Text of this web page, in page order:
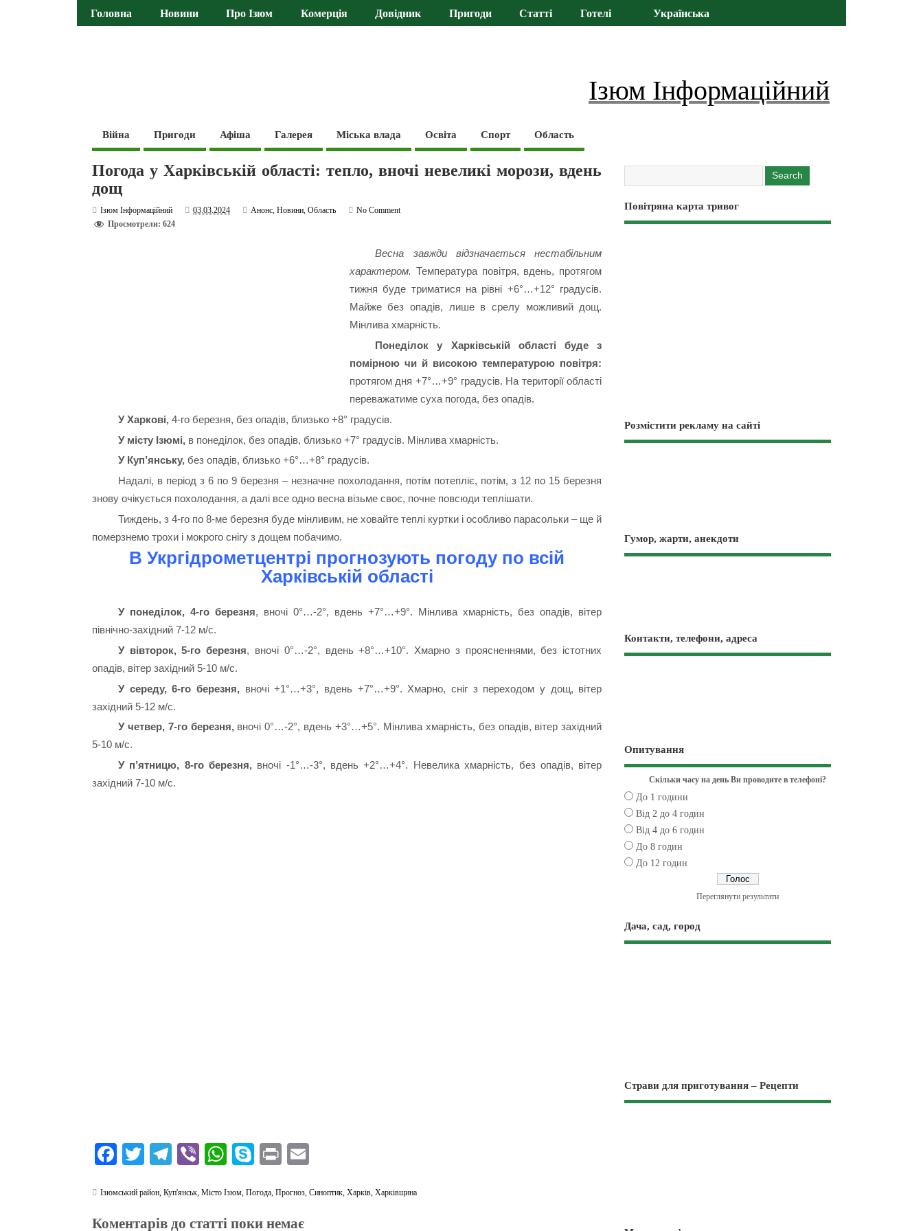
Головна Новини Про Ізюм Комерція Довідник Пригоди Статті Готелі Українська
Ізюм Інформаційний
Війна Пригоди Афіша Галерея Міська влада Освіта Спорт Область
Погода у Харківській області: тепло, вночі невеликі морози, вдень
дощ
Ізюм Інформаційний 03.03.2024 Анонс,Новини,Область
No Comment
Просмотрели: 624
Весна завжди відзначається нестабільним
характером. Температура повітря, вдень, протягом
тижня буде триматися на рівні +6°…+12° градусів.
Майже без опадів, лише в срелу можливий дощ.
Мінлива хмарність.
Понеділок у Харківській області буде з
помірною чи й високою температурою повітря:
протягом дня +7°…+9° градусів. На території області
переважатиме суха погода, без опадів.
У Харкові,4-го березня, без опадів, близько +8° градусів.
У місту Ізюмі,в понеділок, без опадів, близько +7° градусів. Мінлива хмарність.
У Куп’янську,без опадів, близько +6°…+8° градусів.
Надалі, в період з 6 по 9 березня – незначне похолодання, потім потепліє, потім, з 12 по 15 березня
знову очікується похолодання, а далі все одно весна візьме своє, почне повсюди теплішати.
Тиждень, з 4-го по 8-ме березня буде мінливим, не ховайте теплі куртки і особливо парасольки – ще й
померзнемо трохи і мокрого снігу з дощем побачимо.
В Укргідрометцентрі прогнозують погоду по всій
Харківській області
У понеділок, 4-го березня, вночі 0°…-2°, вдень +7°…+9°. Мінлива хмарність, без опадів, вітер
північно-західний 7-12 м/с.
У вівторок, 5-го березня, вночі 0°…-2°, вдень +8°…+10°. Хмарно з проясненнями, без істотних
опадів, вітер західний 5-10 м/с.
У середу, 6-го березня,вночі +1°…+3°, вдень +7°…+9°. Хмарно, сніг з переходом у дощ, вітер
західний 5-12 м/с.
У четвер, 7-го березня,вночі 0°…-2°, вдень +3°…+5°. Мінлива хмарність, без опадів, вітер західний
5-10 м/с.
У п’ятницю, 8-го березня,вночі -1°…-3°, вдень +2°…+4°. Невелика хмарність, без опадів, вітер
західний 7-10 м/с.
Fa
bo
ok
T
tte
r
Te
gr
a
Vi
r
W
ts
A
S
pe
Pr
t
ail
Ізюмський район,Куп'янськ,Місто Ізюм,Погода,Прогноз,Синоптик,Харків,Харківщина
Коментарів до статті поки немає
Повітряна карта тривог
Розмістити рекламу на сайті
Гумор, жарти, анекдоти
Контакти, телефони, адреса
Опитування
Скільки часу на день Ви проводите в телефоні?
До 1 години
Від 2 до 4 годин
Від 4 до 6 годин
До 8 годин
До 12 годин
Переглянути результати
Дача, сад, город
Страви для приготування – Рецепти